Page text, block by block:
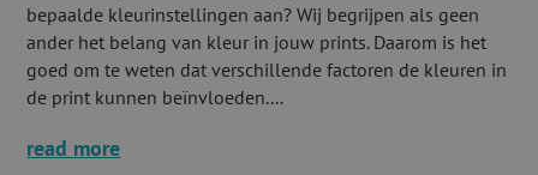
bepaalde kleurinstellingen aan? Wij begrijpen als geen
ander het belang van kleur in jouw prints. Daarom is het
goed om te weten dat verschillende factoren de kleuren in
de print kunnen beïnvloeden....
read more